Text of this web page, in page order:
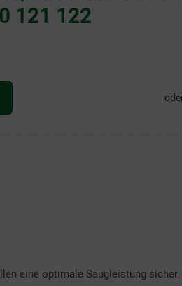
121 122
eine optimale Saugleistung